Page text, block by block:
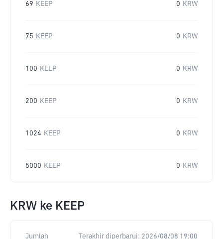
69 KEEP 0 KRW
75 KEEP 0 KRW
100 KEEP 0 KRW
200 KEEP 0 KRW
1024 KEEP 0 KRW
5000 KEEP 0 KRW
KRW ke KEEP
Jumlah Terakhir diperbarui: 2026/08/08 19:00